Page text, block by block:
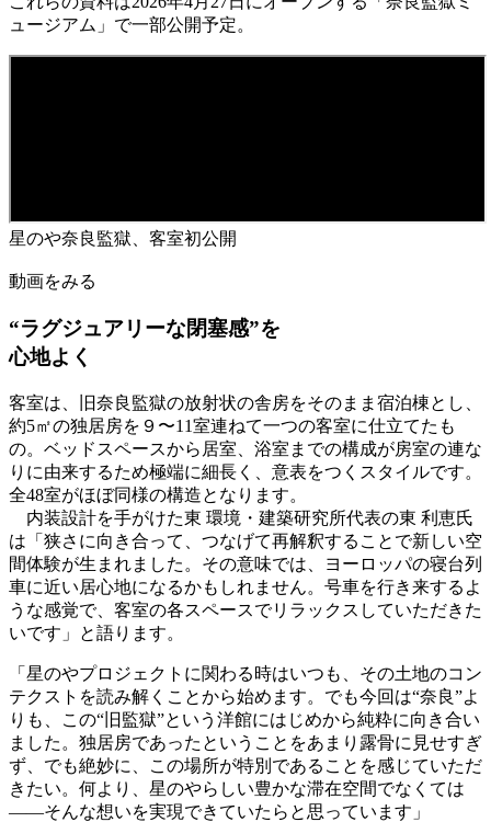
ュージアム」で一部公開予定。
星のや奈良監獄、客室初公開
動画をみる
“ラグジュアリーな閉塞感”を
心地よく
客室は、旧奈良監獄の放射状の舎房をそのまま宿泊棟とし、
約5㎡の独居房を９〜11室連ねて一つの客室に仕立てたも
の。ベッドスペースから居室、浴室までの構成が房室の連な
りに由来するため極端に細長く、意表をつくスタイルです。
全48室がほぼ同様の構造となります。
内装設計を手がけた東 環境・建築研究所代表の東 利恵氏
は「狭さに向き合って、つなげて再解釈することで新しい空
間体験が生まれました。その意味では、ヨーロッパの寝台列
車に近い居心地になるかもしれません。号車を行き来するよ
うな感覚で、客室の各スペースでリラックスしていただきた
いです」と語ります。
「星のやプロジェクトに関わる時はいつも、その土地のコン
テクストを読み解くことから始めます。でも今回は“奈良”よ
りも、この“旧監獄”という洋館にはじめから純粋に向き合い
ました。独居房であったということをあまり露骨に見せすぎ
ず、でも絶妙に、この場所が特別であることを感じていただ
きたい。何より、星のやらしい豊かな滞在空間でなくては
——そんな想いを実現できていたらと思っています」